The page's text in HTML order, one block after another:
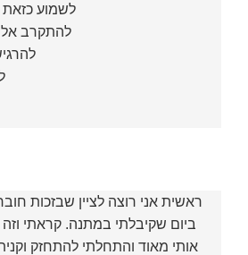
לשמוע
להתקרב
ביום שקיבלתי במתנה. קראתי וזה
אותי מאוד והתחלתי להתחזק